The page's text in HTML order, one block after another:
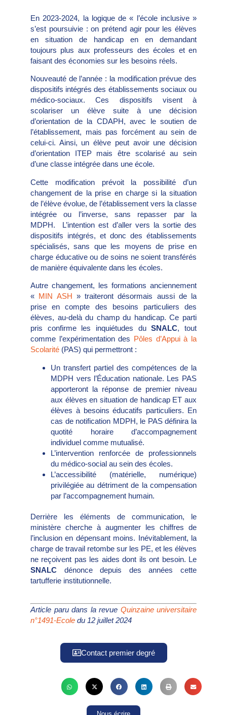
En 2023-2024, la logique de « l’école inclusive »
s’est poursuivie : on prétend agir pour les élèves
en situation de handicap en en demandant
toujours plus aux professeurs des écoles et en
faisant des économies sur les besoins réels.
Nouveauté de l’année : la modification prévue des
dispositifs intégrés des établissements sociaux ou
médico-sociaux. Ces dispositifs visent à
scolariser un élève suite à une décision
d’orientation de la CDAPH, avec le soutien de
l’établissement, mais pas forcément au sein de
celui-ci. Ainsi, un élève peut avoir une décision
d’orientation ITEP mais être scolarisé au sein
d’une classe intégrée dans une école.
Cette modification prévoit la possibilité d’un
changement de la prise en charge si la situation
de l’élève évolue, de l’établissement vers la classe
intégrée ou l’inverse, sans repasser par la
MDPH. L’intention est d’aller vers la sortie des
dispositifs intégrés, et donc des établissements
spécialisés, sans que les moyens de prise en
charge éducative ou de soins ne soient transférés
de manière équivalente dans les écoles.
Autre changement, les formations anciennement
« MIN ASH » traiteront désormais aussi de la
prise en compte des besoins particuliers des
élèves, au-delà du champ du handicap. Ce parti
pris confirme les inquiétudes duSNALC, tout
comme l’expérimentation des Pôles d’Appui à la
Scolarité (PAS) qui permettront :
Un transfert partiel des compétences de la
MDPH vers l’Éducation nationale. Les PAS
apporteront la réponse de premier niveau
aux élèves en situation de handicap ET aux
élèves à besoins éducatifs particuliers. En
cas de notification MDPH, le PAS définira la
quotité horaire d’accompagnement
individuel comme mutualisé.
L’intervention renforcée de professionnels
du médico-social au sein des écoles.
L’accessibilité (matérielle, numérique)
privilégiée au détriment de la compensation
par l’accompagnement humain.
Derrière les éléments de communication, le
ministère cherche à augmenter les chiffres de
l’inclusion en dépensant moins. Inévitablement, la
charge de travail retombe sur les PE, et les élèves
ne reçoivent pas les aides dont ils ont besoin. Le
SNALC dénonce depuis des années cette
tartufferie institutionnelle.
Article paru dans la revue Quinzaine universitaire
n°1491-Ecole du 12 juillet 2024
Contact premier degré